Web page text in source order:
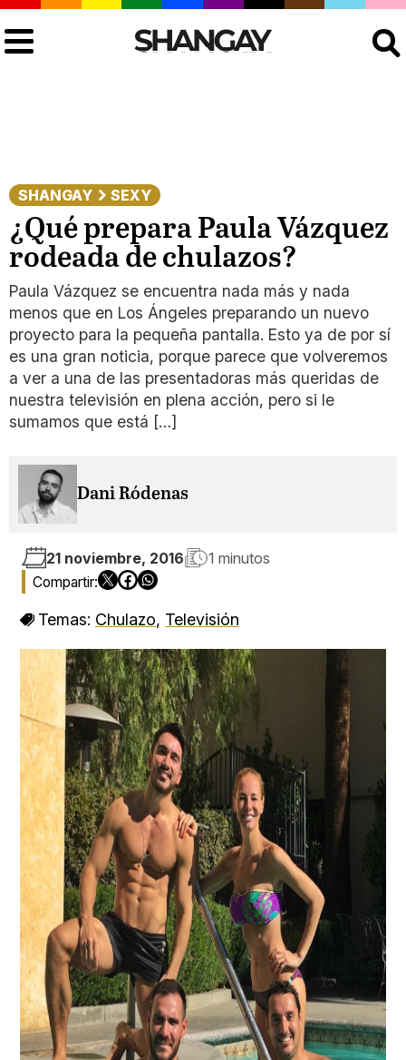
SHANGAY SEXY
¿Qué prepara Paula Vázquez
rodeada de chulazos?
Paula Vázquez se encuentra nada más y nada
menos que en Los Ángeles preparando un nuevo
proyecto para la pequeña pantalla. Esto ya de por sí
es una gran noticia, porque parece que volveremos
a ver a una de las presentadoras más queridas de
nuestra televisión en plena acción, pero si le
sumamos que está […]
Dani Ródenas
21 noviembre, 2016 1 minutos
Temas: Chulazo, Televisión